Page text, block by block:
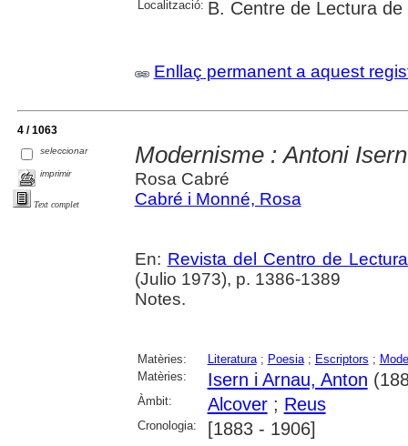
Localització: B. Centre de Lectura de
Enllaç permanent a aquest
4 / 1063
seleccionar
imprimir
Text complet
Modernisme : Antoni
Rosa Cabré
Cabré i Monné, Rosa
En: Revista del Centro de
(Julio 1973), p. 1386-1389
Notes.
Matèries: Literatura; Poesia; Escriptors ;
Matèries:
Isern i Arnau, Anton
Àmbit: Alcover; Reus
Cronologia: [1883 - 1906]